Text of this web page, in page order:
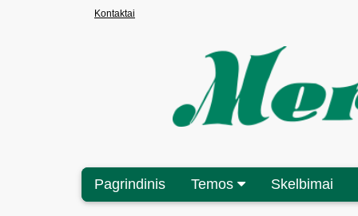
Kontaktai
Pagrindinis Temos Skelbimai